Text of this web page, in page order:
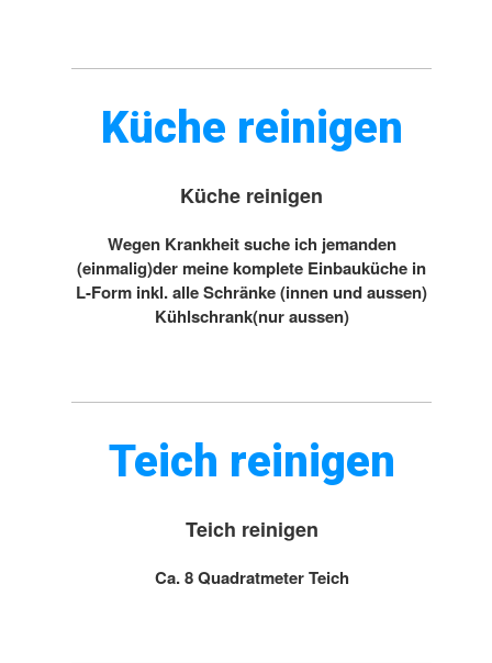
Küche reinigen
Küche reinigen
Wegen Krankheit suche ich jemanden
(einmalig)der meine komplete Einbauküche in
L-Form inkl. alle Schränke (innen und aussen)
Kühlschrank(nur aussen)
Teich reinigen
Teich reinigen
Ca. 8 Quadratmeter Teich